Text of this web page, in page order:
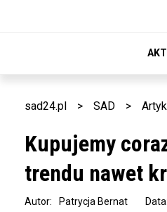
sad24.pl > SAD >
Kupujemy
trendu nawet
Autor: Patrycja Bernat